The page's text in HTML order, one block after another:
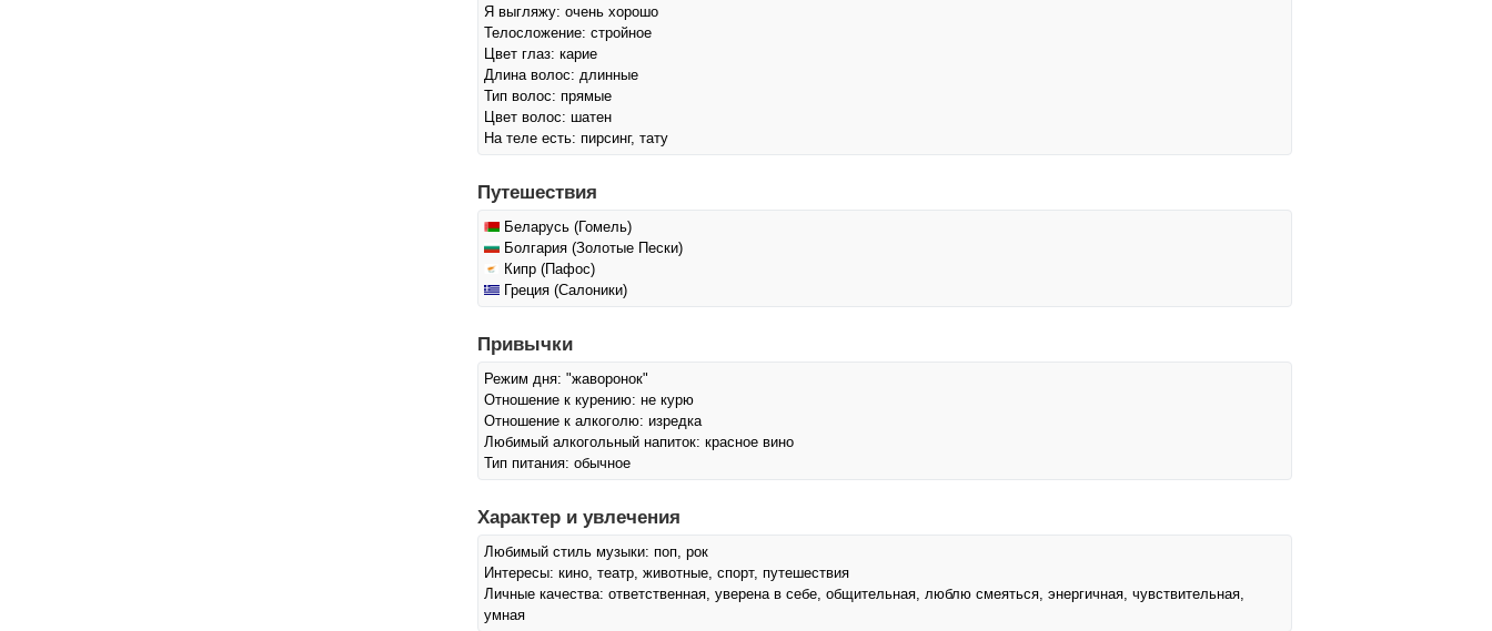
Я выгляжу: очень хорошо
Телосложение: стройное
Цвет глаз: карие
Длина волос: длинные
Тип волос: прямые
Цвет волос: шатен
На теле есть: пирсинг, тату
Путешествия
Беларусь (Гомель)
Болгария (Золотые Пески)
Кипр (Пафос)
Греция (Салоники)
Привычки
Режим дня: "жаворонок"
Отношение к курению: не курю
Отношение к алкоголю: изредка
Любимый алкогольный напиток: красное вино
Тип питания: обычное
Характер и увлечения
Любимый стиль музыки: поп, рок
Интересы: кино, театр, животные, спорт, путешествия
Личные качества: ответственная, уверена в себе, общительная, люблю смеяться, энергичная, чувствительная,
умная